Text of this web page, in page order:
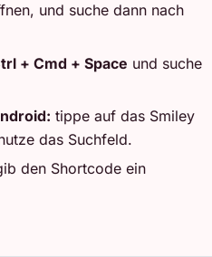
und suche dann nach
+ Cmd + Space und suche
tippe auf das Smiley
das Suchfeld.
den Shortcode ein